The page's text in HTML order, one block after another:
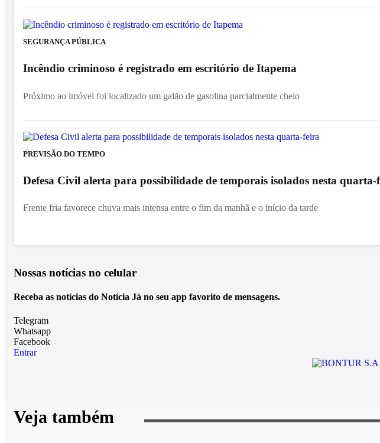
SEGURANÇA PÚBLICA
Incêndio criminoso é registrado em escritório de Itapema
Próximo ao imóvel foi localizado um galão de gasolina parcialmente cheio
PREVISÃO DO TEMPO
Defesa Civil alerta para possibilidade de temporais isolados nesta quarta-
Frente fria favorece chuva mais intensa entre o fim da manhã e o início da tarde
Nossas notícias no celular
Receba as notícias do Notícia Já no seu app favorito de mensagens.
Telegram
Whatsapp
Facebook
Entrar
Veja também